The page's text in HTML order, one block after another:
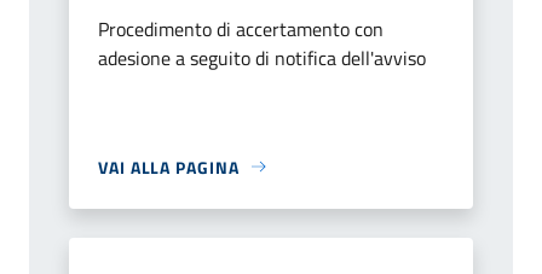
Procedimento di accertamento con
adesione a seguito di notifica dell'avviso
VAI ALLA PAGINA